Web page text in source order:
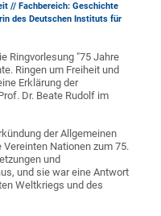
// Fachbereich: Geschichte
des Deutschen Instituts für
Ringvorlesung "75 Jahre
Ringen um Freiheit und
Erklärung der
Dr. Beate Rudolf im
der Allgemeinen
Nationen zum 75.
und
und sie war eine Antwort
Weltkriegs und des